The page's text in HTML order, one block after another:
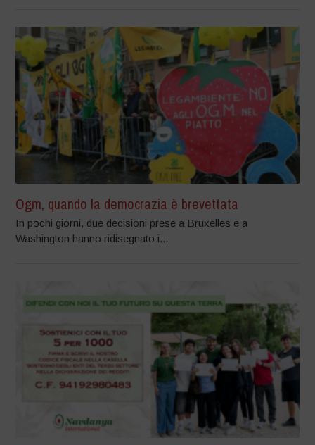
Ogm, quando la democrazia è brevettata
In pochi giorni, due decisioni prese a Bruxelles e a
Washington hanno ridisegnato i...